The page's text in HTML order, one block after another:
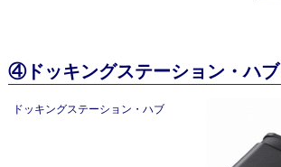
④ドッキングステーション・ハブ
ドッキングステーション・ハブ